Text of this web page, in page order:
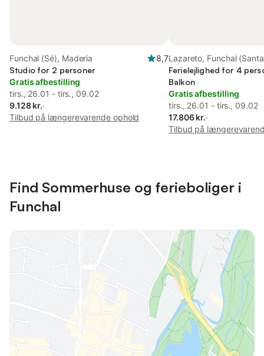
Funchal (Sé), Maderia
8,7
Studio for 2 personer
Gratis afbestilling
tirs., 26.01 - tirs., 09.02
9.128 kr.·
Tilbud på længerevarende ophold
Lazareto, Funchal
Maior)
Ferielejlighed for 4
Balkon
Gratis afbestilling
tirs., 26.01 - tirs., 09.02
17.806 kr.·
Tilbud på
Find Sommerhuse og ferieboliger i
Funchal